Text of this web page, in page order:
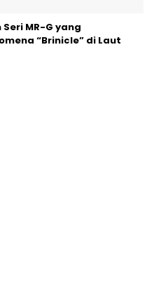
MR-G yang
“Brinicle” di Laut